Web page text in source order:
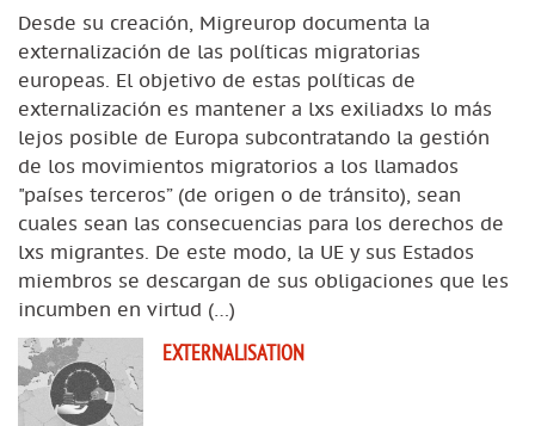
Desde su creación, Migreurop documenta la
externalización de las políticas migratorias
europeas. El objetivo de estas políticas de
externalización es mantener a lxs exiliadxs lo más
lejos posible de Europa subcontratando la gestión
de los movimientos migratorios a los llamados
"países terceros” (de origen o de tránsito), sean
cuales sean las consecuencias para los derechos de
lxs migrantes. De este modo, la UE y sus Estados
miembros se descargan de sus obligaciones que les
incumben en virtud (…)
EXTERNALISATION